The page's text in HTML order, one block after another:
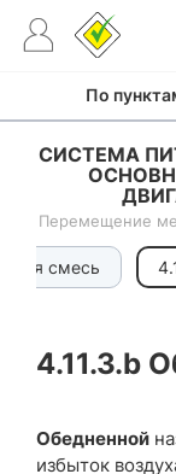
По
СИСТЕМА
Перемещение
смесь
4.11.3.b
Обедненной
избыток